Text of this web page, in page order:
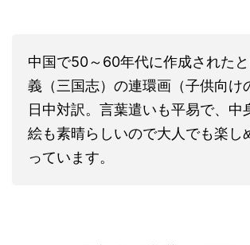
中国で50～60年代に作成された
義（三国志）の連環画（子供向け
日中対訳。言葉遣いも平易で、中
絵も素晴らしいので大人でも楽し
っています。